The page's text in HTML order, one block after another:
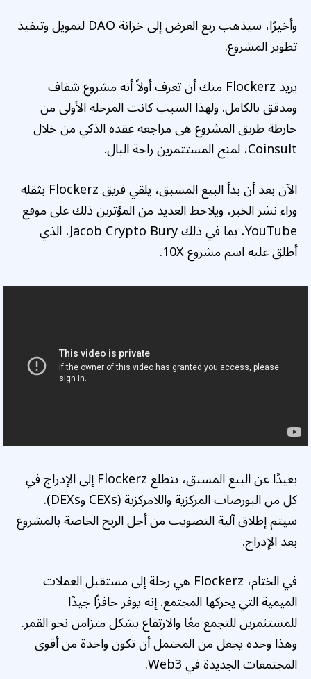
وأخيرًا، سيذهب ربع العرض إلى خزانة DAO لتمويل وتنفيذ
تطوير المشروع.
يريد Flockerz منك أن تعرف أولاً أنه مشروع شفاف
ومدقق بالكامل. ولهذا السبب كانت المرحلة الأولى من
خارطة طريق المشروع هي مراجعة عقده الذكي من خلال
Coinsult، لمنح المستثمرين راحة البال.
الآن بعد أن بدأ البيع المسبق، يلقي فريق Flockerz بثقله
وراء نشر الخبر، ويلاحظ العديد من المؤثرين ذلك على موقع
YouTube، بما في ذلك Jacob Crypto Bury، الذي
أطلق عليه اسم مشروع 10X.
بعيدًا عن البيع المسبق، تتطلع Flockerz إلى الإدراج في
كل من البورصات المركزية واللامركزية (CEXs وDEXs).
سيتم إطلاق آلية التصويت من أجل الربح الخاصة بالمشروع
بعد الإدراج.
في الختام، Flockerz هي رحلة إلى مستقبل العملات
الميمية التي يحركها المجتمع. إنه يوفر حافزًا جيدًا
للمستثمرين للتجمع معًا والارتفاع بشكل متزامن نحو القمر.
وهذا وحده يجعل من المحتمل أن تكون واحدة من أقوى
المجتمعات الجديدة في Web3.